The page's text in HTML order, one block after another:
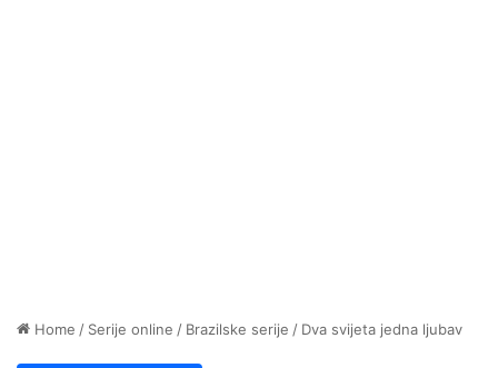
Home / Serije online / Brazilske serije / Dva svijeta jedna ljubav